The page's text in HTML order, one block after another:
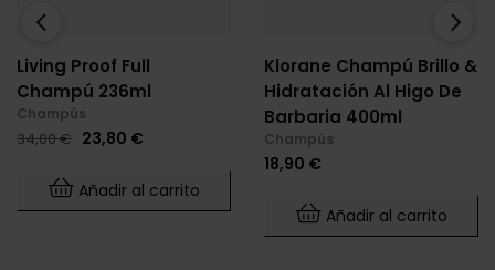
Living Proof Full
Champú 236ml
Champús
Precio
34,00 € Precio
23,80 €
Añadir al carrito
Klorane Champú Brillo &
Hidratación Al Higo De
Barbaria 400ml
Champús
Precio
18,90 €
Añadir al carrito
‹ ›